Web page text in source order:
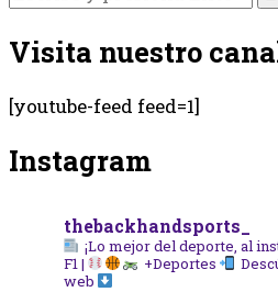
algo?
Visita nuestro
[youtube-feed feed=1]
Instagram
thebackhandsports_
¡Lo mejor del deporte, al
F1 |
+Deportes
web